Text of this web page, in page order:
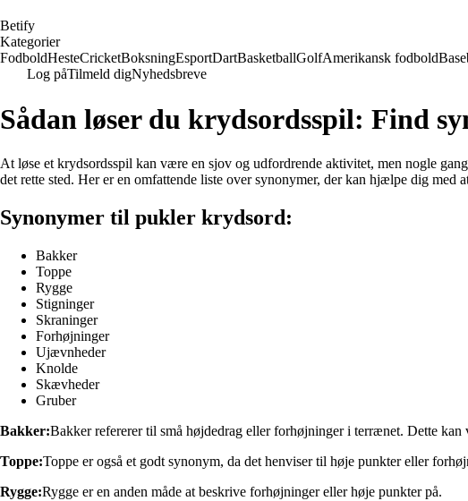
Betify
Kategorier
FodboldHesteCricketBoksningEsportDartBasketballGolfAmerikansk fodbold
Log påTilmeld digNyhedsbreve
Sådan løser du krydsordsspil: Find
At løse et krydsordsspil kan være en sjov og udfordrende aktivitet, men nogle
det rette sted. Her er en omfattende liste over synonymer, der kan hjælpe dig med
Synonymer til pukler krydsord:
Bakker
Toppe
Rygge
Stigninger
Skraninger
Forhøjninger
Ujævnheder
Knolde
Skævheder
Gruber
Bakker:Bakker refererer til små højdedrag eller forhøjninger i terrænet. Dette
Toppe:Toppe er også et godt synonym, da det henviser til høje punkter eller
Rygge:Rygge er en anden måde at beskrive forhøjninger eller høje punkter på.